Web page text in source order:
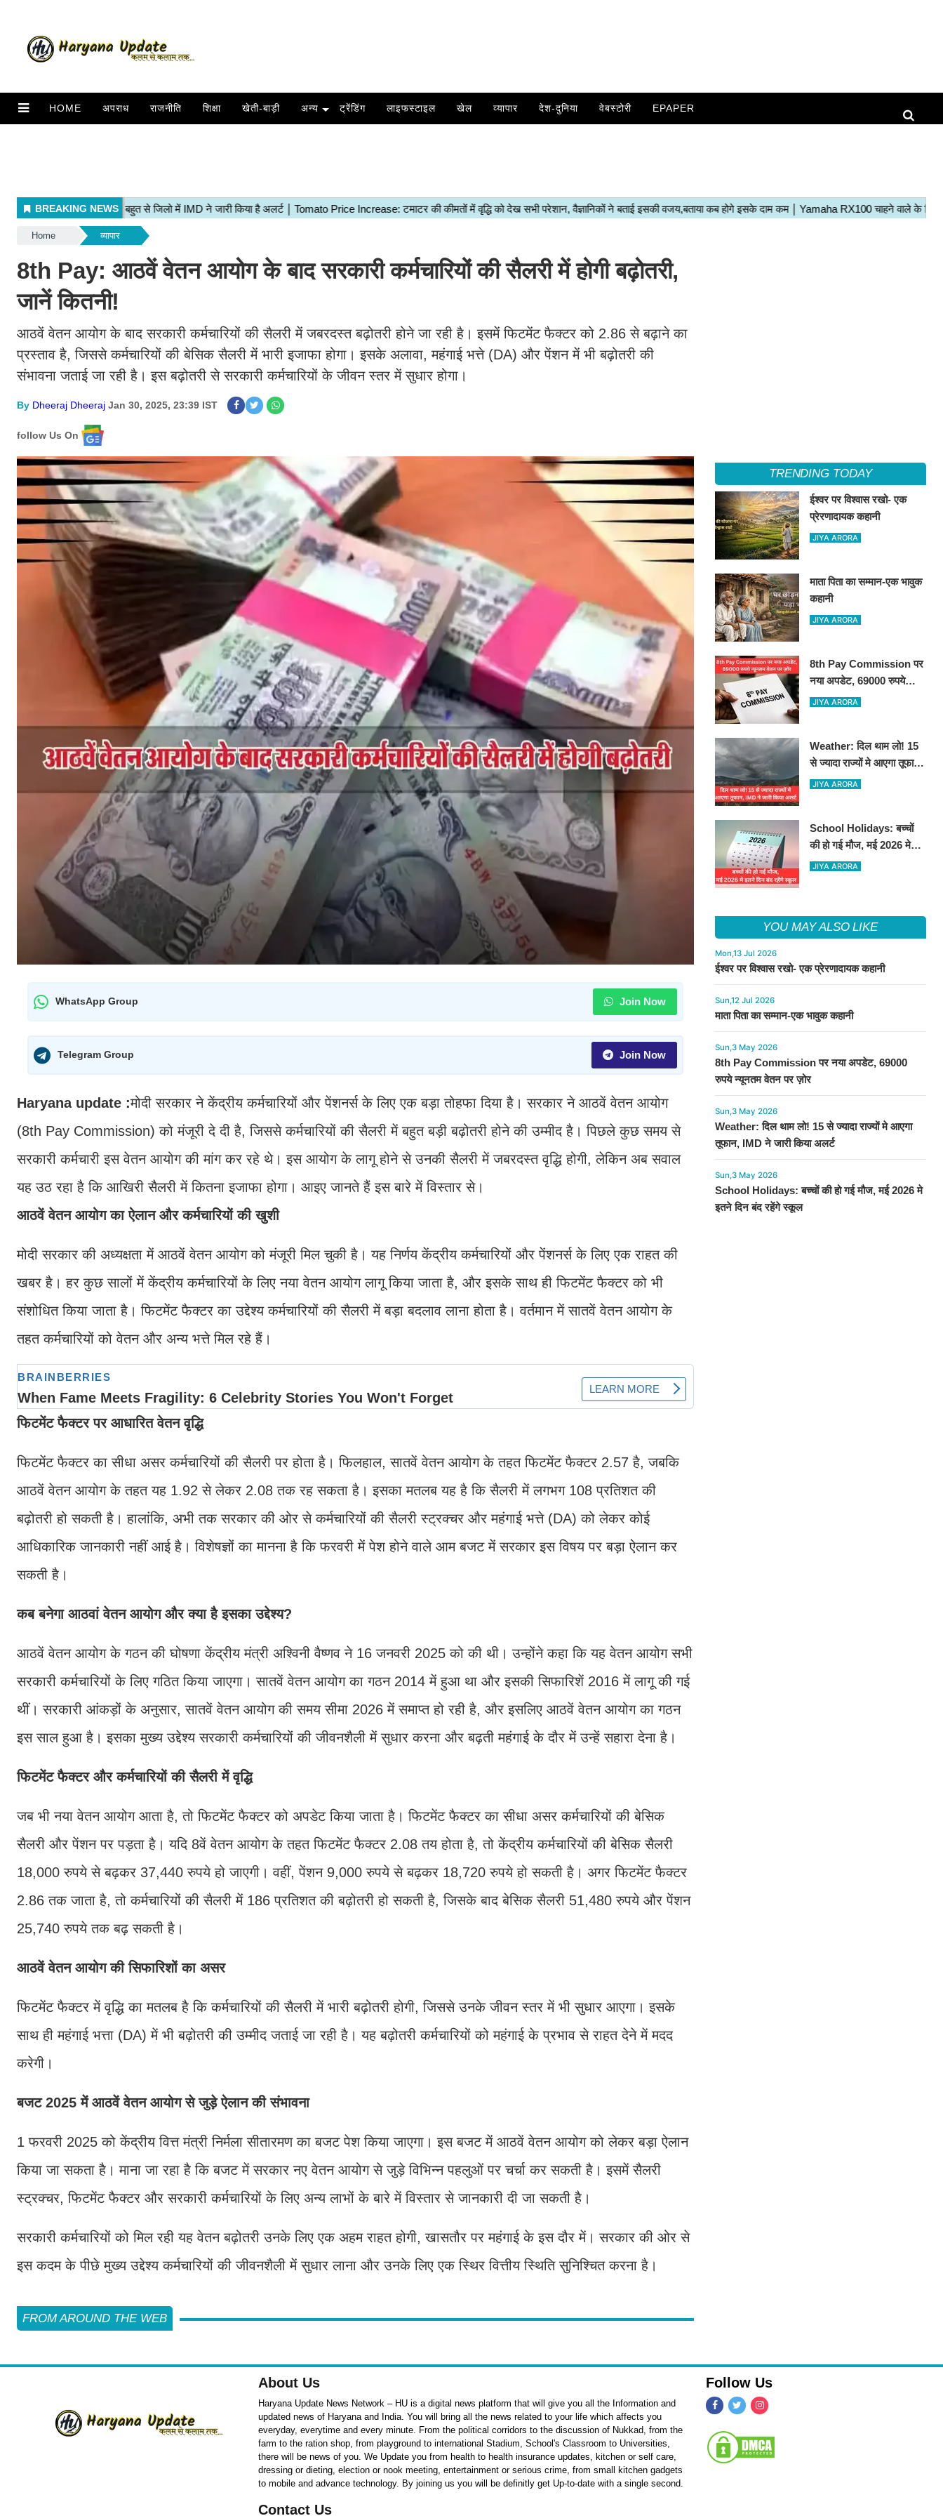
HOME अपराध राजनीति शिक्षा खेती-बाड़ी अन्य ट्रेंडिंग लाइफस्टाइल खेल व्यापार देश-दुनिया वेबस्टोरी EPAPER
Home व्यापार
8th Pay: आठवें वेतन आयोग के बाद सरकारी कर्मचारियों की सैलरी में होगी बढ़ोतरी,
जानें कितनी!
आठवें वेतन आयोग के बाद सरकारी कर्मचारियों की सैलरी में जबरदस्त बढ़ोतरी होने जा रही है। इसमें फिटमेंट फैक्टर को 2.86 से बढ़ाने का
प्रस्ताव है, जिससे कर्मचारियों की बेसिक सैलरी में भारी इजाफा होगा। इसके अलावा, महंगाई भत्ते (DA) और पेंशन में भी बढ़ोतरी की
संभावना जताई जा रही है। इस बढ़ोतरी से सरकारी कर्मचारियों के जीवन स्तर में सुधार होगा।
By Dheeraj Dheeraj Jan 30, 2025, 23:39 IST
follow Us On
WhatsApp Group Join Now
Telegram Group Join Now
Haryana update :मोदी सरकार ने केंद्रीय कर्मचारियों और पेंशनर्स के लिए एक बड़ा तोहफा दिया है। सरकार ने आठवें वेतन आयोग
(8th Pay Commission) को मंजूरी दे दी है, जिससे कर्मचारियों की सैलरी में बहुत बड़ी बढ़ोतरी होने की उम्मीद है। पिछले कुछ समय से
सरकारी कर्मचारी इस वेतन आयोग की मांग कर रहे थे। इस आयोग के लागू होने से उनकी सैलरी में जबरदस्त वृद्धि होगी, लेकिन अब सवाल
यह उठ रहा है कि आखिरी सैलरी में कितना इजाफा होगा। आइए जानते हैं इस बारे में विस्तार से।
आठवें वेतन आयोग का ऐलान और कर्मचारियों की खुशी
मोदी सरकार की अध्यक्षता में आठवें वेतन आयोग को मंजूरी मिल चुकी है। यह निर्णय केंद्रीय कर्मचारियों और पेंशनर्स के लिए एक राहत की
खबर है। हर कुछ सालों में केंद्रीय कर्मचारियों के लिए नया वेतन आयोग लागू किया जाता है, और इसके साथ ही फिटमेंट फैक्टर को भी
संशोधित किया जाता है। फिटमेंट फैक्टर का उद्देश्य कर्मचारियों की सैलरी में बड़ा बदलाव लाना होता है। वर्तमान में सातवें वेतन आयोग के
तहत कर्मचारियों को वेतन और अन्य भत्ते मिल रहे हैं।
फिटमेंट फैक्टर पर आधारित वेतन वृद्धि
फिटमेंट फैक्टर का सीधा असर कर्मचारियों की सैलरी पर होता है। फिलहाल, सातवें वेतन आयोग के तहत फिटमेंट फैक्टर 2.57 है, जबकि
आठवें वेतन आयोग के तहत यह 1.92 से लेकर 2.08 तक रह सकता है। इसका मतलब यह है कि सैलरी में लगभग 108 प्रतिशत की
बढ़ोतरी हो सकती है। हालांकि, अभी तक सरकार की ओर से कर्मचारियों की सैलरी स्ट्रक्चर और महंगाई भत्ते (DA) को लेकर कोई
आधिकारिक जानकारी नहीं आई है। विशेषज्ञों का मानना है कि फरवरी में पेश होने वाले आम बजट में सरकार इस विषय पर बड़ा ऐलान कर
सकती है।
कब बनेगा आठवां वेतन आयोग और क्या है इसका उद्देश्य?
आठवें वेतन आयोग के गठन की घोषणा केंद्रीय मंत्री अश्विनी वैष्णव ने 16 जनवरी 2025 को की थी। उन्होंने कहा कि यह वेतन आयोग सभी
सरकारी कर्मचारियों के लिए गठित किया जाएगा। सातवें वेतन आयोग का गठन 2014 में हुआ था और इसकी सिफारिशें 2016 में लागू की गई
थीं। सरकारी आंकड़ों के अनुसार, सातवें वेतन आयोग की समय सीमा 2026 में समाप्त हो रही है, और इसलिए आठवें वेतन आयोग का गठन
इस साल हुआ है। इसका मुख्य उद्देश्य सरकारी कर्मचारियों की जीवनशैली में सुधार करना और बढ़ती महंगाई के दौर में उन्हें सहारा देना है।
फिटमेंट फैक्टर और कर्मचारियों की सैलरी में वृद्धि
जब भी नया वेतन आयोग आता है, तो फिटमेंट फैक्टर को अपडेट किया जाता है। फिटमेंट फैक्टर का सीधा असर कर्मचारियों की बेसिक
सैलरी और पेंशन पर पड़ता है। यदि 8वें वेतन आयोग के तहत फिटमेंट फैक्टर 2.08 तय होता है, तो केंद्रीय कर्मचारियों की बेसिक सैलरी
18,000 रुपये से बढ़कर 37,440 रुपये हो जाएगी। वहीं, पेंशन 9,000 रुपये से बढ़कर 18,720 रुपये हो सकती है। अगर फिटमेंट फैक्टर
2.86 तक जाता है, तो कर्मचारियों की सैलरी में 186 प्रतिशत की बढ़ोतरी हो सकती है, जिसके बाद बेसिक सैलरी 51,480 रुपये और पेंशन
25,740 रुपये तक बढ़ सकती है।
आठवें वेतन आयोग की सिफारिशों का असर
फिटमेंट फैक्टर में वृद्धि का मतलब है कि कर्मचारियों की सैलरी में भारी बढ़ोतरी होगी, जिससे उनके जीवन स्तर में भी सुधार आएगा। इसके
साथ ही महंगाई भत्ता (DA) में भी बढ़ोतरी की उम्मीद जताई जा रही है। यह बढ़ोतरी कर्मचारियों को महंगाई के प्रभाव से राहत देने में मदद
करेगी।
बजट 2025 में आठवें वेतन आयोग से जुड़े ऐलान की संभावना
1 फरवरी 2025 को केंद्रीय वित्त मंत्री निर्मला सीतारमण का बजट पेश किया जाएगा। इस बजट में आठवें वेतन आयोग को लेकर बड़ा ऐलान
किया जा सकता है। माना जा रहा है कि बजट में सरकार नए वेतन आयोग से जुड़े विभिन्न पहलुओं पर चर्चा कर सकती है। इसमें सैलरी
स्ट्रक्चर, फिटमेंट फैक्टर और सरकारी कर्मचारियों के लिए अन्य लाभों के बारे में विस्तार से जानकारी दी जा सकती है।
सरकारी कर्मचारियों को मिल रही यह वेतन बढ़ोतरी उनके लिए एक अहम राहत होगी, खासतौर पर महंगाई के इस दौर में। सरकार की ओर से
इस कदम के पीछे मुख्य उद्देश्य कर्मचारियों की जीवनशैली में सुधार लाना और उनके लिए एक स्थिर वित्तीय स्थिति सुनिश्चित करना है।
FROM AROUND THE WEB
TRENDING TODAY
ईश्वर पर विश्वास रखो- एक
प्रेरणादायक कहानी
JIYA ARORA
माता पिता का सम्मान-एक भावुक
कहानी
JIYA ARORA
8th Pay Commission पर
नया अपडेट, 69000 रुपये
न्यूनतम वेतन पर ज़ोर
JIYA ARORA
Weather: दिल थाम लो! 15
से ज्यादा राज्यों मे आएगा तूफान,
IMD ने जारी किया अलर्ट
JIYA ARORA
School Holidays: बच्चों
की हो गई मौज, मई 2026 मे
इतने दिन बंद रहेंगे स्कूल
JIYA ARORA
YOU MAY ALSO LIKE
Mon,13 Jul 2026
ईश्वर पर विश्वास रखो- एक प्रेरणादायक कहानी
Sun,12 Jul 2026
माता पिता का सम्मान-एक भावुक कहानी
Sun,3 May 2026
8th Pay Commission पर नया अपडेट, 69000
रुपये न्यूनतम वेतन पर ज़ोर
Sun,3 May 2026
Weather: दिल थाम लो! 15 से ज्यादा राज्यों मे आएगा
तूफान, IMD ने जारी किया अलर्ट
Sun,3 May 2026
School Holidays: बच्चों की हो गई मौज, मई 2026 मे
इतने दिन बंद रहेंगे स्कूल
About Us
Haryana Update News Network – HU is a digital news platform that will give you all the Information and
updated news of Haryana and India. You will bring all the news related to your life which affects you
everyday, everytime and every minute. From the political corridors to the discussion of Nukkad, from the
farm to the ration shop, from playground to international Stadium, School's Classroom to Universities,
there will be news of you. We Update you from health to health insurance updates, kitchen or self care,
dressing or dieting, election or nook meeting, entertainment or serious crime, from small kitchen gadgets
to mobile and advance technology. By joining us you will be definitly get Up-to-date with a single second.
Contact Us
Follow Us